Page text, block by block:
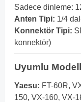
Sadece dinleme:
Anten Tipi: 1/4
Konnektör Tipi:
konnektör)
Uyumlu
Yaesu: FT-60R,
150, VX-160, VX-